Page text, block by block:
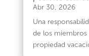
Abr 30, 2026
Una
de los miembros
propiedad